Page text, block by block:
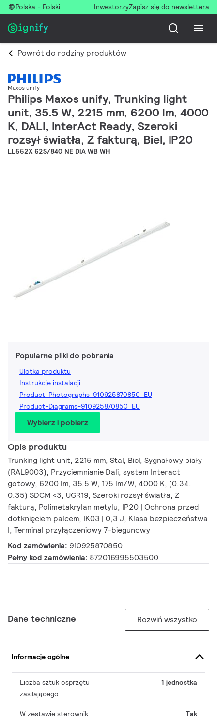
Polska - Polski InwestorzyZapisz się do newslettera
Powrót do rodziny produktów
Maxos unify
Philips Maxos unify, Trunking light
unit, 35.5 W, 2215 mm, 6200 lm, 4000
K, DALI, InterAct Ready, Szeroki
rozsył światła, Z fakturą, Biel, IP20
LL552X 62S/840 NE DIA WB WH
Popularne pliki do pobrania
Ulotka produktu
Instrukcje instalacji
Product-Photographs-910925870850_EU
Product-Diagrams-910925870850_EU
Wybierz i pobierz
Opis produktu
Trunking light unit, 2215 mm, Stal, Biel, Sygnałowy biały
(RAL9003), Przyciemnianie Dali, system Interact
gotowy, 6200 lm, 35.5 W, 175 lm/W, 4000 K, (0.34.
0.35) SDCM <3, UGR19, Szeroki rozsył światła, Z
fakturą, Polimetakrylan metylu, IP20 | Ochrona przed
dotknięciem palcem, IK03 | 0,3 J, Klasa bezpieczeństwa
I, Terminal przyłączeniowy 7-biegunowy
Kod zamówienia: 910925870850
Pełny kod zamówienia: 872016995503500
Dane techniczne Rozwiń wszystko
Informacje ogólne
Liczba sztuk osprzętu
zasilającego
1 jednostka
W zestawie sterownik Tak